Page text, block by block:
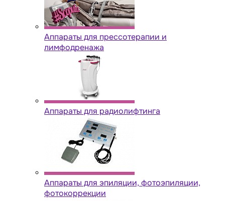
Аппараты для прессотерапии и
лимфодренажа
Аппараты для радиолифтинга
Аппараты для эпиляции, фотоэпиляции,
фотокоррекции